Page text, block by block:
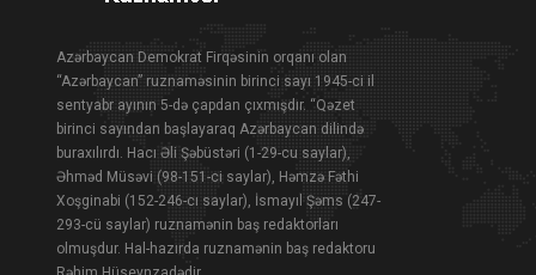
Azərbaycan Demokrat Firqəsinin orqanı olan
“Azərbaycan” ruznaməsinin birinci sayı 1945-ci il
sentyabr ayının 5-də çapdan çıxmışdır. “Qəzet
birinci sayından başlayaraq Azərbaycan dilində
buraxılırdı. Hacı Əli Şəbüstəri (1-29-cu saylar),
Əhməd Müsəvi (98-151-ci saylar), Həmzə Fəthi
Xoşginabi (152-246-cı saylar), İsmayıl Şəms (247-
293-cü saylar) ruznamənin baş redaktorları
olmuşdur. Hal-hazırda ruznamənin baş redaktoru